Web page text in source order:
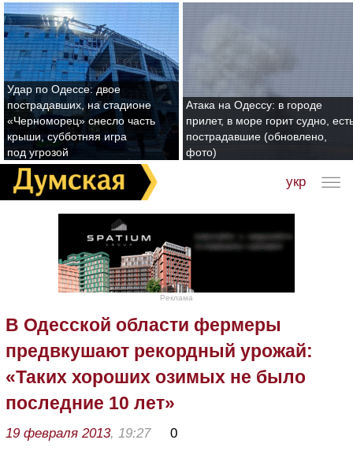
Удар по Одессе: двое
пострадавших, на стадионе
«Черноморец» снесло часть
крыши, субботняя игра
под угрозой
Атака на Одессу: в городе
прилет, в море горит судно,
пострадавшие (обновлено,
фото)
укр
Реклама
В Одесской области фермеры
предвкушают рекордный урожай:
«Таких хороших озимых не было
последние 10 лет»
19 февраля 2013, 19:27 0